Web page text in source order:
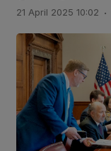
21 April 2025 10:02 .